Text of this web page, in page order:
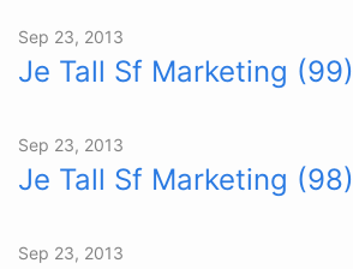
Sep 23, 2013
Je Tall Sf Marketing (99)
Sep 23, 2013
Je Tall Sf Marketing (98)
Sep 23, 2013